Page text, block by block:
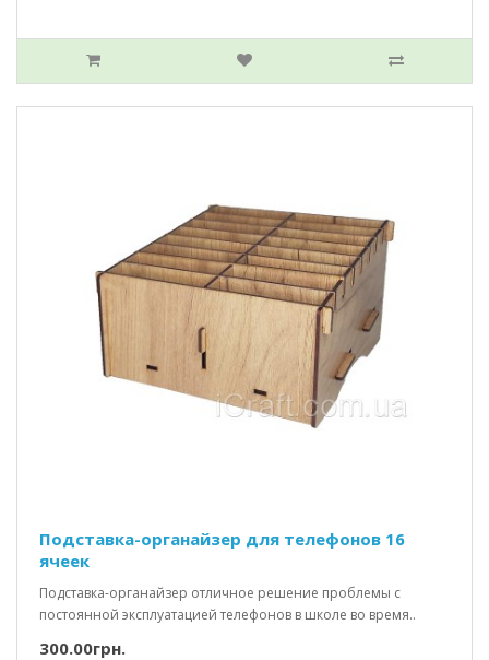
Подставка-органайзер для телефонов 16
ячеек
Подставка-органайзер отличное решение проблемы с
постоянной эксплуатацией телефонов в школе во время..
300.00грн.